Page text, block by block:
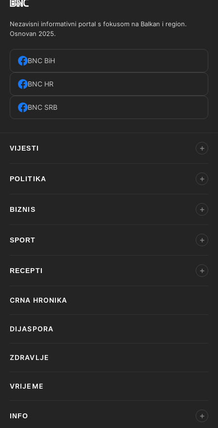
Nezavisni informativni portal s fokusom na Balkan i region.
Osnovan 2025.
BNC BiH
BNC HR
BNC SRB
VIJESTI
POLITIKA
BIZNIS
SPORT
RECEPTI
CRNA HRONIKA
DIJASPORA
ZDRAVLJE
VRIJEME
INFO